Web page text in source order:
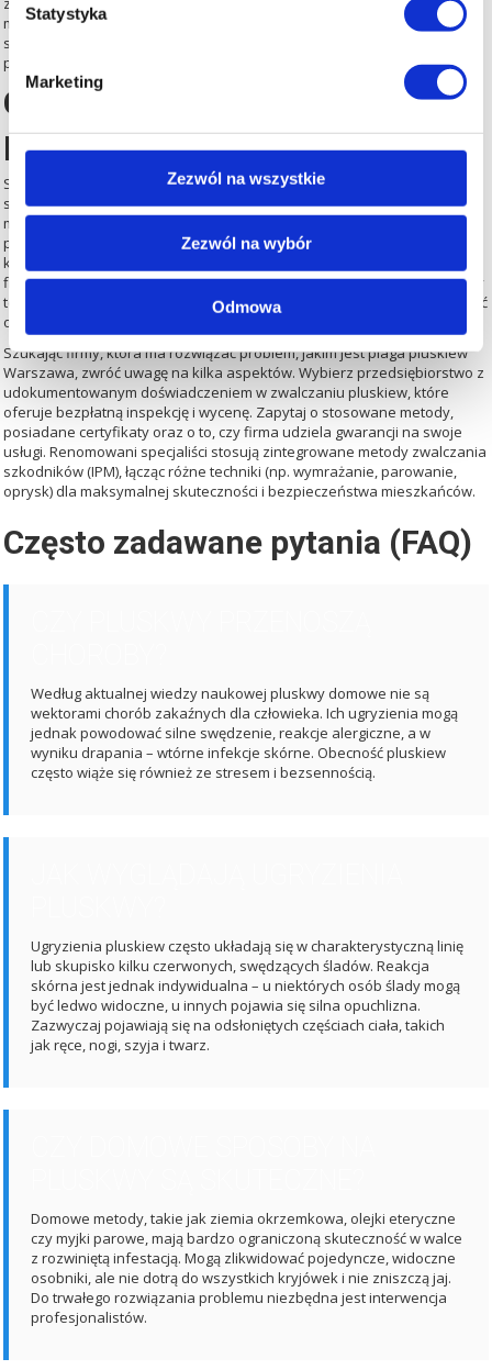
Statystyka
Marketing
Zezwól na wszystkie
Zezwól na wybór
Odmowa
metoda termiczna (wygrzewanie mieszkania), która jest niezwykle
skuteczna i jednorazowa, ale wymaga zaawansowanej technologii i
przygotowania lokalu.
Gdzie szukać pomocy w
przypadku plagi pluskiew?
Samodzielna walka z pluskwami przy użyciu środków dostępnych w
sklepach jest niemal zawsze skazana na porażkę. Insekty te są
mistrzami w ukrywaniu się, a ich jaja są odporne na większość
popularnych preparatów. Dlatego w przypadku podejrzenia infestacji,
kluczowe jest jak najszybsze skorzystanie z pomocy profesjonalnej
firmy DDD (Dezynfekcja, Dezynsekcja, Deratyzacja). Tylko doświadczony
technik jest w stanie prawidłowo zidentyfikować skalę problemu i dobrać
odpowiednią metodę działania.
Szukając firmy, która ma rozwiązać problem, jakim jestplaga pluskiew
Warszawa, zwróć uwagę na kilka aspektów. Wybierz przedsiębiorstwo z
udokumentowanym doświadczeniem w zwalczaniu pluskiew, które
oferuje bezpłatną inspekcję i wycenę. Zapytaj o stosowane metody,
posiadane certyfikaty oraz o to, czy firma udziela gwarancji na swoje
usługi. Renomowani specjaliści stosują zintegrowane metody zwalczania
szkodników (IPM), łącząc różne techniki (np. wymrażanie, parowanie,
oprysk) dla maksymalnej skuteczności i bezpieczeństwa mieszkańców.
Często zadawane pytania (FAQ)
Według aktualnej wiedzy naukowej pluskwy domowe nie są
wektorami chorób zakaźnych dla człowieka. Ich ugryzienia mogą
jednak powodować silne swędzenie, reakcje alergiczne, a w
wyniku drapania – wtórne infekcje skórne. Obecność pluskiew
często wiąże się również ze stresem i bezsennością.
Ugryzienia pluskiew często układają się w charakterystyczną linię
lub skupisko kilku czerwonych, swędzących śladów. Reakcja
skórna jest jednak indywidualna – u niektórych osób ślady mogą
być ledwo widoczne, u innych pojawia się silna opuchlizna.
Zazwyczaj pojawiają się na odsłoniętych częściach ciała, takich
jak ręce, nogi, szyja i twarz.
Domowe metody, takie jak ziemia okrzemkowa, olejki eteryczne
czy myjki parowe, mają bardzo ograniczoną skuteczność w walce
z rozwiniętą infestacją. Mogą zlikwidować pojedyncze, widoczne
osobniki, ale nie dotrą do wszystkich kryjówek i nie zniszczą jaj.
Do trwałego rozwiązania problemu niezbędna jest interwencja
profesjonalistów.